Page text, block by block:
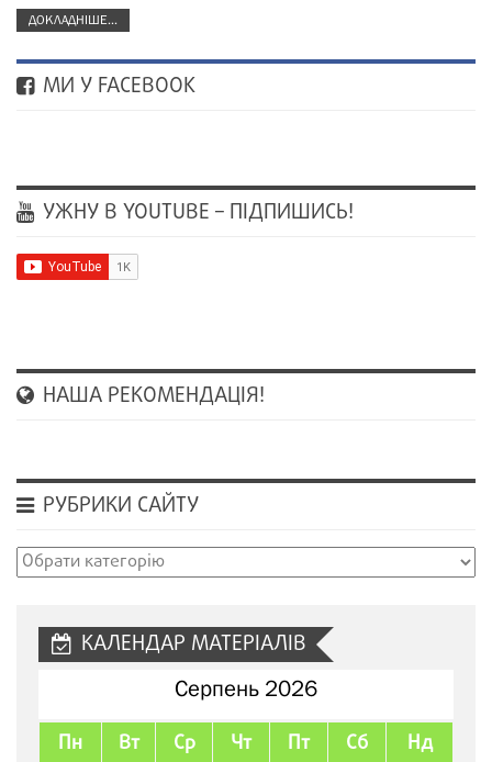
ДОКЛАДНІШЕ...
МИ У FACEBOOK
УЖНУ В YOUTUBE – ПІДПИШИСЬ!
НАША РЕКОМЕНДАЦІЯ!
РУБРИКИ САЙТУ
Рубрики
КАЛЕНДАР МАТЕРІАЛІВ
Серпень 2026
Пн Вт Ср Чт Пт Сб Нд